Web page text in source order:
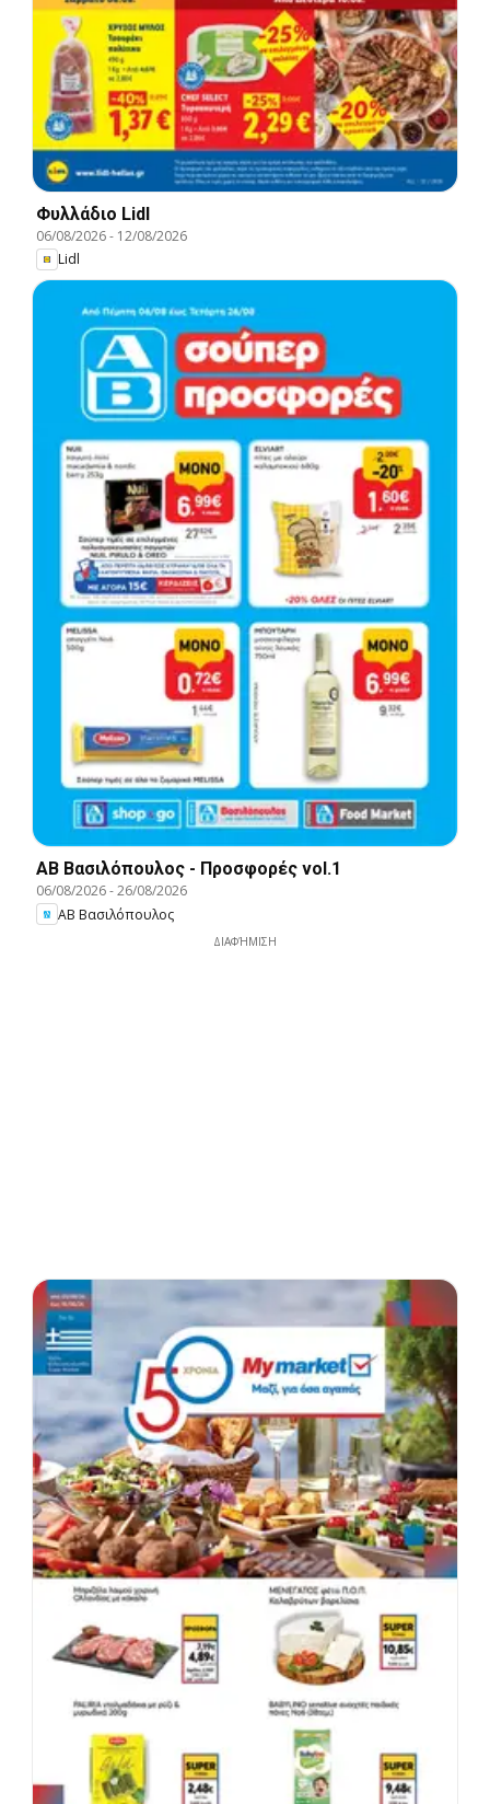
Φυλλάδιο Lidl
06/08/2026- 12/08/2026
Lidl
ΑΒ Βασιλόπουλος - Προσφορές vol.1
06/08/2026-26/08/2026
ΑΒ Βασιλόπουλος
ΔΙΑΦΉΜΙΣΗ